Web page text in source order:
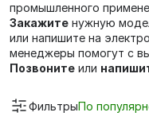
промышленного
Закажите нужную
или напишите на
менеджеры помогут с
Позвоните или
ФильтрыПо